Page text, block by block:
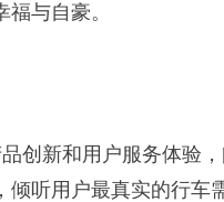
与自豪。
创新和用户服务体验
倾听用户最真实的行车